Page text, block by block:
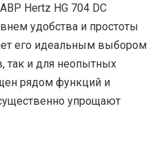
Hertz HG 704 DC
удобства и простоты
его идеальным выбором
так и для неопытных
рядом функций и
упрощают